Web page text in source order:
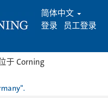
简体中文
登录
员工登录
于 Corning（当